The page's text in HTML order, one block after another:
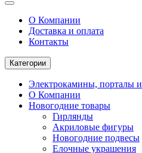
О Компании
Доставка и оплата
Контакты
Категории
Электрокамины, порталы и
О Компании
Новогодние товары
Гирлянды
Акриловые фигуры
Новогодние подвесы
Елочные украшения